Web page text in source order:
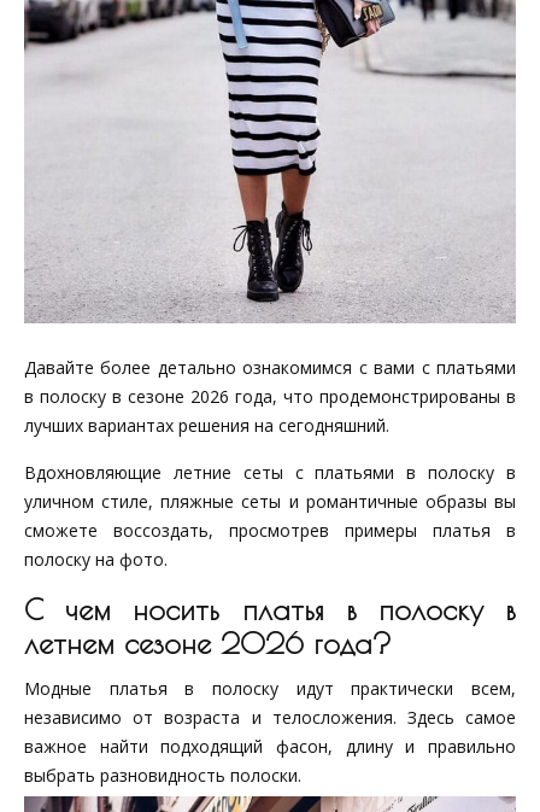
Давайте более детально ознакомимся с вами с платьями
в полоску в сезоне 2026 года, что продемонстрированы в
лучших вариантах решения на сегодняшний.
Вдохновляющие летние сеты с платьями в полоску в
уличном стиле, пляжные сеты и романтичные образы вы
сможете воссоздать, просмотрев примеры платья в
полоску на фото.
С чем носить платья в полоску в
летнем сезоне 2026 года?
Модные платья в полоску идут практически всем,
независимо от возраста и телосложения. Здесь самое
важное найти подходящий фасон, длину и правильно
выбрать разновидность полоски.